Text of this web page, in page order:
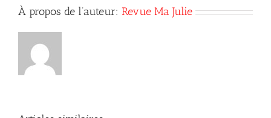
À propos de l’auteur: Revue Ma Julie